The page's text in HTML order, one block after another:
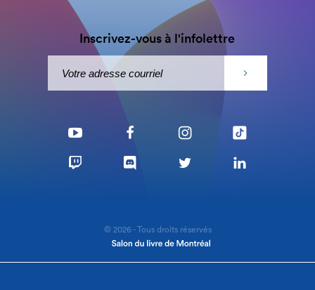
Inscrivez-vous à l'infolettre
© 2026 - Tous droits réservés